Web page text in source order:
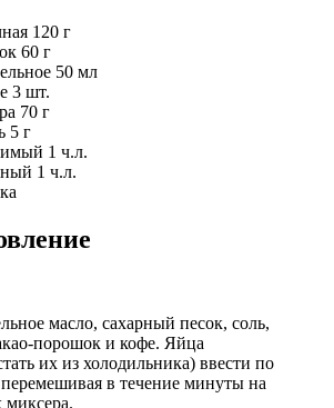
120 г
60 г
50 мл
3 шт.
70 г
5 г
1 ч.л.
1 ч.л.
масло, сахарный песок, соль,
порошок и кофе. Яйца
их из холодильника) ввести по
в течение минуты на
миксера.